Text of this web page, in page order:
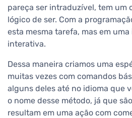
pareça ser intraduzível, tem um
lógico de ser. Com a
esta mesma tarefa, mas em
interativa.
Dessa maneira criamos uma
muitas vezes com comandos
alguns deles até no idioma que
o nome desse método, já que
resultam em uma ação com